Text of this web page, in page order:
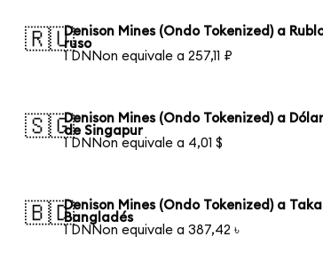
🇷🇺Denison Mines (Ondo Tokenized) a
ruso
1 DNNon equivale a 257,11 ₽
🇸🇬Denison Mines (Ondo Tokenized) a
de Singapur
1 DNNon equivale a 4,01 $
🇧🇩Denison Mines (Ondo Tokenized) a
Bangladés
1 DNNon equivale a 387,42 ৳